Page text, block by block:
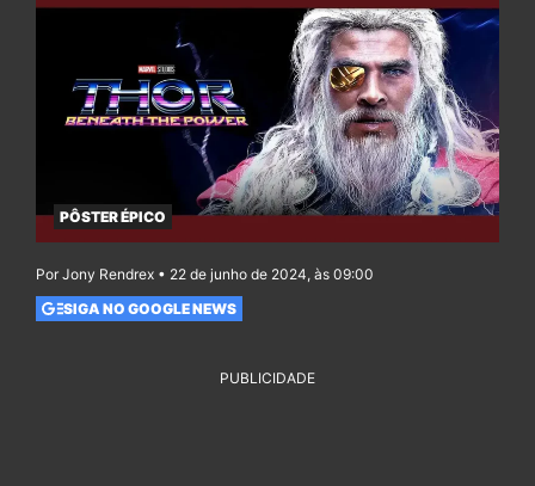
PÔSTER ÉPICO
Por Jony Rendrex • 22 de junho de 2024, às 09:00
SIGA NO GOOGLE NEWS
PUBLICIDADE